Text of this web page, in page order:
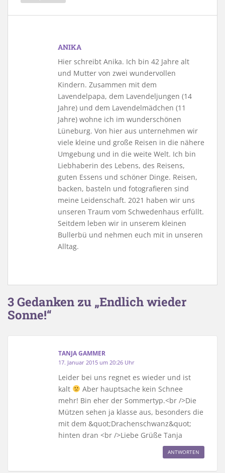
ANIKA
Hier schreibt Anika. Ich bin 42 Jahre alt
und Mutter von zwei wundervollen
Kindern. Zusammen mit dem
Lavendelpapa, dem Lavendeljungen (14
Jahre) und dem Lavendelmädchen (11
Jahre) wohne ich im wunderschönen
Lüneburg. Von hier aus unternehmen wir
viele kleine und große Reisen in die nähere
Umgebung und in die weite Welt. Ich bin
Liebhaberin des Lebens, des Reisens,
guten Essens und schöner Dinge. Reisen,
backen, basteln und fotografieren sind
meine Leidenschaft. 2021 haben wir uns
unseren Traum vom Schwedenhaus erfüllt.
Seitdem leben wir in unserem kleinen
Bullerbü und nehmen euch mit in unseren
Alltag.
3 Gedanken zu „Endlich wieder
Sonne!“
TANJA GAMMER
17. Januar 2015 um 20:26 Uhr
Leider bei uns regnet es wieder und ist
kalt
Aber hauptsache kein Schnee
mehr! Bin eher der Sommertyp.<br />Die
Mützen sehen ja klasse aus, besonders die
mit dem &quot;Drachenschwanz&quot;
hinten dran <br />Liebe Grüße Tanja
ANTWORTEN